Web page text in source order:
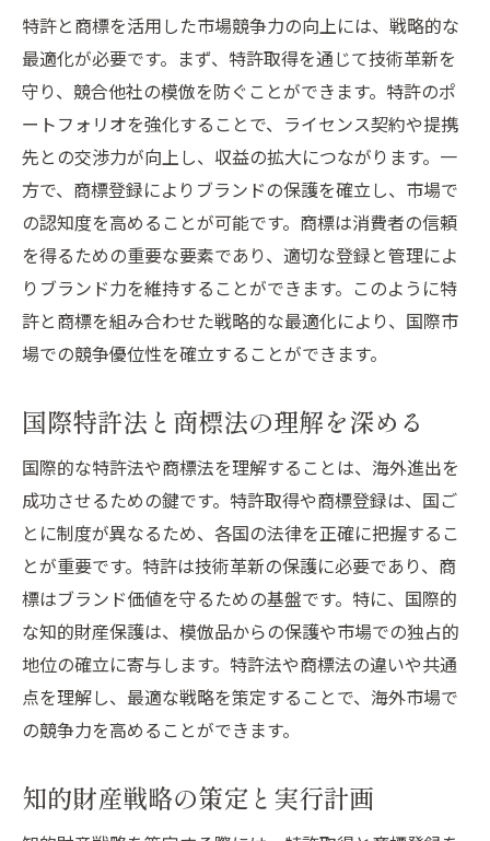
特許と商標を活用した市場競争力の向上には、戦略的な
最適化が必要です。まず、特許取得を通じて技術革新を
守り、競合他社の模倣を防ぐことができます。特許のポ
ートフォリオを強化することで、ライセンス契約や提携
先との交渉力が向上し、収益の拡大につながります。一
方で、商標登録によりブランドの保護を確立し、市場で
の認知度を高めることが可能です。商標は消費者の信頼
を得るための重要な要素であり、適切な登録と管理によ
りブランド力を維持することができます。このように特
許と商標を組み合わせた戦略的な最適化により、国際市
場での競争優位性を確立することができます。
国際特許法と商標法の理解を深める
国際的な特許法や商標法を理解することは、海外進出を
成功させるための鍵です。特許取得や商標登録は、国ご
とに制度が異なるため、各国の法律を正確に把握するこ
とが重要です。特許は技術革新の保護に必要であり、商
標はブランド価値を守るための基盤です。特に、国際的
な知的財産保護は、模倣品からの保護や市場での独占的
地位の確立に寄与します。特許法や商標法の違いや共通
点を理解し、最適な戦略を策定することで、海外市場で
の競争力を高めることができます。
知的財産戦略の策定と実行計画